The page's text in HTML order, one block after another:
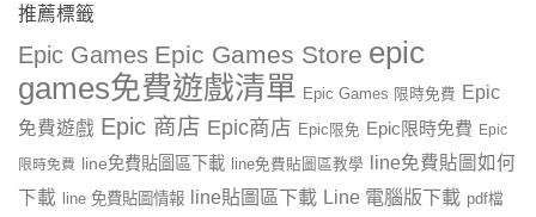
推薦標籤
Epic Games Epic Games Store epic
games免費遊戲清單 Epic Games 限時免費 Epic
免費遊戲 Epic 商店 Epic商店 Epic限免 Epic限時免費 Epic
限時免費 line免費貼圖區下載 line免費貼圖區教學
line免費貼圖如何
下載
line 免費貼圖情報 line貼圖區下載 Line 電腦版下載 pdf檔